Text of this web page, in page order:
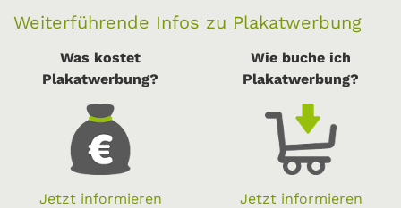
Weiterführende Infos zu Plakatwerbung
Was kostet
Plakatwerbung?
Jetzt informieren
Wie buche ich
Plakatwerbung?
Jetzt informieren